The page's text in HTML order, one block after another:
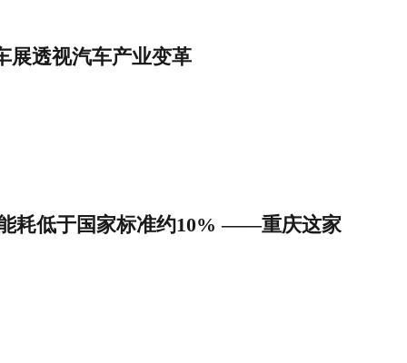
透视汽车产业变革
耗低于国家标准约10% ——重庆这家